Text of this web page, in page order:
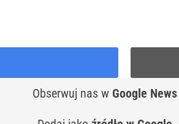
Obserwuj nas w Google News